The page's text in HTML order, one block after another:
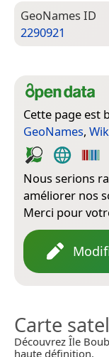
Geo­Names ID
2290921
Cette page est
GeoNames,
Nous serions
améliorer nos
Merci pour
Carte
Découvrez Île
haute définition.